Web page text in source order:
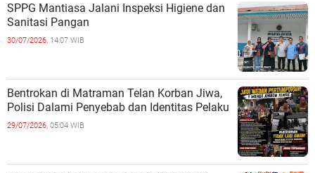
SPPG Mantiasa Jalani Inspeksi Higiene dan
Sanitasi Pangan
30/07/2026, 14:07 WIB
Bentrokan di Matraman Telan Korban Jiwa,
Polisi Dalami Penyebab dan Identitas Pelaku
29/07/2026, 05:04 WIB